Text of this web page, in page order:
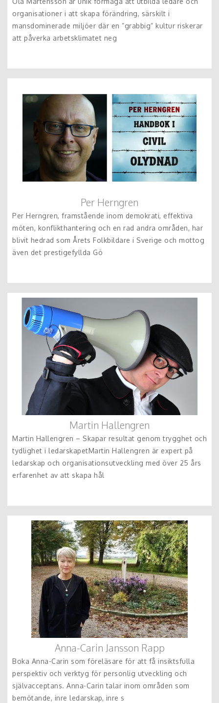
organisationer i att skapa förändring, särskilt i
mansdominerade miljöer där en ”grabbig” kultur riskerar
att påverka arbetsklimatet neg
Per Herngren
Per Herngren, framstående inom demokrati, effektiva
möten, konflikthantering och en rad andra områden, har
blivit hedrad som Årets Folkbildare i Sverige och mottog
även det prestigefyllda Gö
Martin Hallengren
Martin Hallengren – Skapar resultat genom trygghet och
tydlighet i ledarskapetMartin Hallengren är expert på
ledarskap och organisationsutveckling med över 25 års
erfarenhet av att skapa hål
Anna-Carin Jansson Rapp
Boka Anna-Carin som föreläsare för att få insiktsfulla
perspektiv och verktyg för personlig utveckling och
självacceptans. Anna-Carin talar inom områden som
bemötande, inre ledarskap, inre s